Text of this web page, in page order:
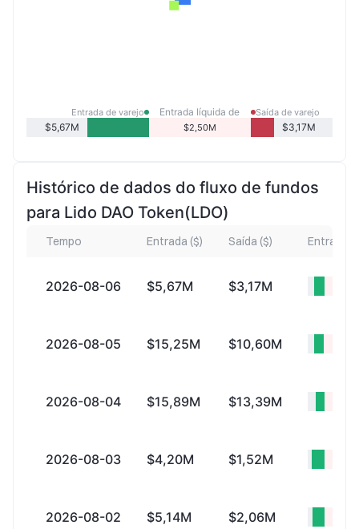
Entrada de varejo
$5,67M
Entrada líquida de
varejo
$2,50M
Saída de varejo
$3,17M
Histórico de dados do fluxo de fundos
para Lido DAO Token(LDO)
Tempo Entrada ($) Saída ($) Entrada
2026-08-06 $5,67M $3,17M
2026-08-05 $15,25M $10,60M
2026-08-04 $15,89M $13,39M
2026-08-03 $4,20M $1,52M
2026-08-02 $5,14M $2,06M